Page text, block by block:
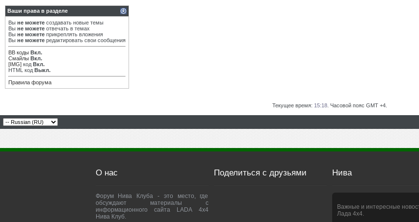
Ваши права в разделе
Вы не можете создавать новые темы
Вы не можете отвечать в темах
Вы не можете прикреплять вложения
Вы не можете редактировать свои сообщения
BB коды Вкл.
Смайлы Вкл.
[IMG] код Вкл.
HTML код Выкл.
Правила форума
Текущее время: 15:18 . Часовой пояс GMT +4.
О нас
Форум Нива Клуба - это место, где
обсуждают материалы с
информационного сайта LADA 4x4
Нива Клуб.
Поделиться с друзьями Нива
Важные и интересные
Лада 4х4.